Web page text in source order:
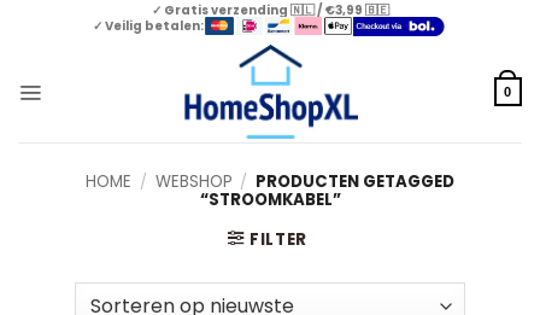
✓ Gratis verzending 🇳🇱 / €3,99 🇧🇪
✓ Veilig betalen:
0
HOME / WEBSHOP / PRODUCTEN GETAGGED
“STROOMKABEL”
FILTER